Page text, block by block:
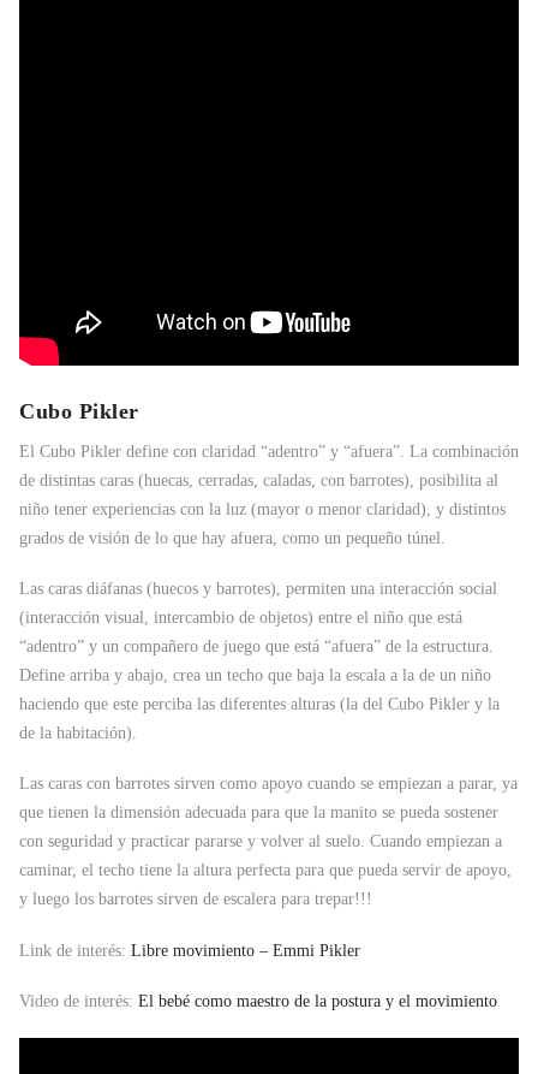
Cubo Pikler
El Cubo Pikler define con claridad “adentro” y “afuera”. La combinación
de distintas caras (huecas, cerradas, caladas, con barrotes), posibilita al
niño tener experiencias con la luz (mayor o menor claridad), y distintos
grados de visión de lo que hay afuera, como un pequeño túnel.
Las caras diáfanas (huecos y barrotes), permiten una interacción social
(interacción visual, intercambio de objetos) entre el niño que está
“adentro” y un compañero de juego que está “afuera” de la estructura.
Define arriba y abajo, crea un techo que baja la escala a la de un niño
haciendo que este perciba las diferentes alturas (la del Cubo Pikler y la
de la habitación).
Las caras con barrotes sirven como apoyo cuando se empiezan a parar, ya
que tienen la dimensión adecuada para que la manito se pueda sostener
con seguridad y practicar pararse y volver al suelo. Cuando empiezan a
caminar, el techo tiene la altura perfecta para que pueda servir de apoyo,
y luego los barrotes sirven de escalera para trepar!!!
Link de interés: Libre movimiento – Emmi Pikler
Video de interés: El bebé como maestro de la postura y el movimiento